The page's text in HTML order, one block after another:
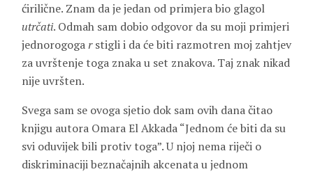
ćirilične. Znam da je jedan od primjera bio glagol
utrčati. Odmah sam dobio odgovor da su moji primjeri
jednorogogarstigli i da će biti razmotren moj zahtjev
za uvrštenje toga znaka u set znakova. Taj znak nikad
nije uvršten.
Svega sam se ovoga sjetio dok sam ovih dana čitao
knjigu autora Omara ElAkkada“Jednom će biti da su
svi oduvijek bili protiv toga”. U njoj nema riječi o
diskriminaciji beznačajnih akcenata u jednom